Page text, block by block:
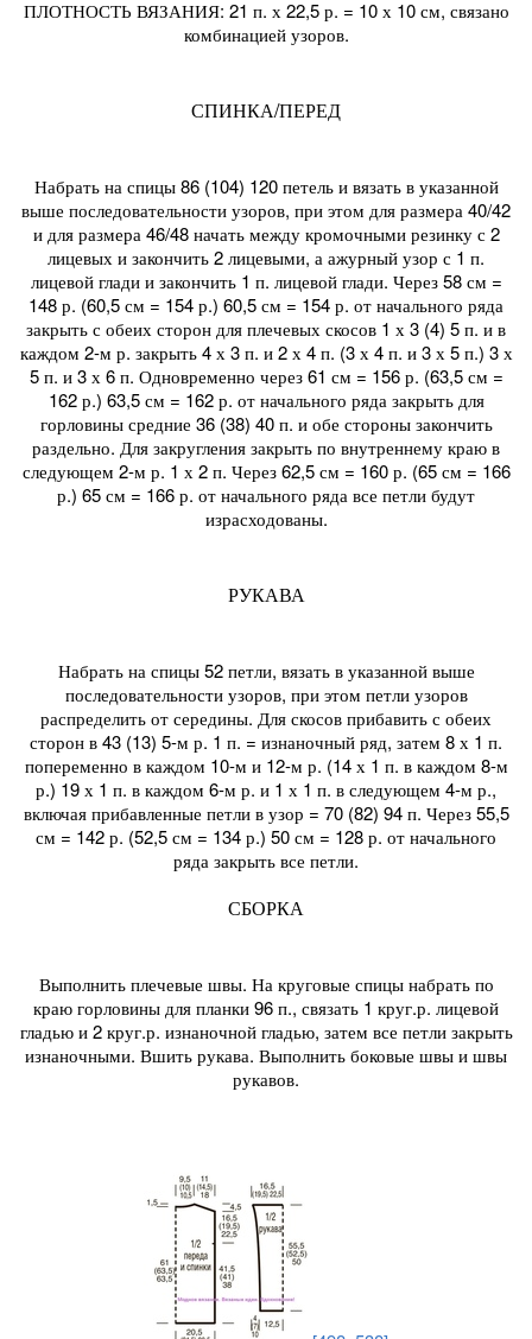
ПЛОТНОСТЬ ВЯЗАНИЯ: 21 п. х 22,5 р. = 10 х 10 см, связано
комбинацией узоров.
СПИНКА/ПЕРЕД
Набрать на спицы 86 (104) 120 петель и вязать в указанной
выше последовательности узоров, при этом для размера 40/42
и для размера 46/48 начать между кромочными резинку с 2
лицевых и закончить 2 лицевыми, а ажурный узор с 1 п.
лицевой глади и закончить 1 п. лицевой глади. Через 58 см =
148 р. (60,5 см = 154 р.) 60,5 см = 154 р. от начального ряда
закрыть с обеих сторон для плечевых скосов 1 х 3 (4) 5 п. и в
каждом 2-м р. закрыть 4 х 3 п. и 2 х 4 п. (3 х 4 п. и 3 х 5 п.) 3 х
5 п. и 3 х 6 п. Одновременно через 61 см = 156 р. (63,5 см =
162 р.) 63,5 см = 162 р. от начального ряда закрыть для
горловины средние 36 (38) 40 п. и обе стороны закончить
раздельно. Для закругления закрыть по внутреннему краю в
следующем 2-м р. 1 х 2 п. Через 62,5 см = 160 р. (65 см = 166
р.) 65 см = 166 р. от начального ряда все петли будут
израсходованы.
РУКАВА
Набрать на спицы 52 петли, вязать в указанной выше
последовательности узоров, при этом петли узоров
распределить от середины. Для скосов прибавить с обеих
сторон в 43 (13) 5-м р. 1 п. = изнаночный ряд, затем 8 х 1 п.
попеременно в каждом 10-м и 12-м р. (14 х 1 п. в каждом 8-м
р.) 19 х 1 п. в каждом 6-м р. и 1 х 1 п. в следующем 4-м р.,
включая прибавленные петли в узор = 70 (82) 94 п. Через 55,5
см = 142 р. (52,5 см = 134 р.) 50 см = 128 р. от начального
ряда закрыть все петли.
СБОРКА
Выполнить плечевые швы. На круговые спицы набрать по
краю горловины для планки 96 п., связать 1 круг.р. лицевой
гладью и 2 круг.р. изнаночной гладью, затем все петли закрыть
изнаночными. Вшить рукава. Выполнить боковые швы и швы
рукавов.